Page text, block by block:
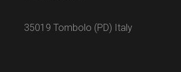
35019 Tombolo (PD) Italy